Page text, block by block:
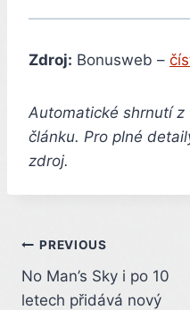
Zdroj: Bonusweb –
Automatické shrnutí
článku. Pro plné
zdroj.
Post
navigation
PREVIOUS
No Man’s Sky i po 10
letech přidává nový